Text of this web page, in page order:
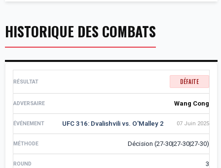
HISTORIQUE DES COMBATS
DÉFAITE
Wang Cong
UFC 316: Dvalishvili vs. O'Malley 2 07 Juin 2025
Décision (27-30|27-30|27-30)
3